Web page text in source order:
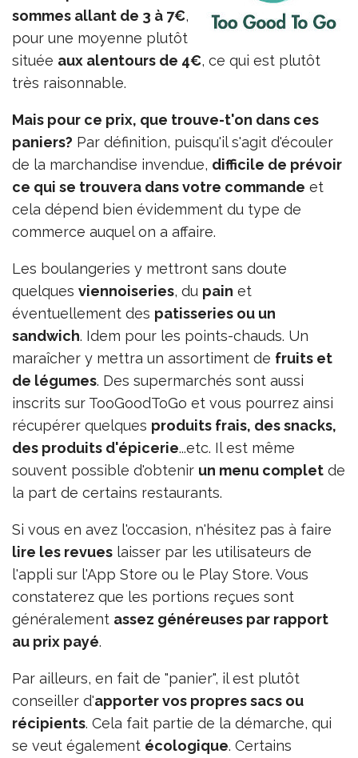
sommes allant de 3 à 7€,
pour une moyenne plutôt
située aux alentours de 4€, ce qui est plutôt
très raisonnable.
Mais pour ce prix, que trouve-t'on dans ces
paniers? Par définition, puisqu'il s'agit d'écouler
de la marchandise invendue, difficile de prévoir
ce qui se trouvera dans votre commande et
cela dépend bien évidemment du type de
commerce auquel on a affaire.
Les boulangeries y mettront sans doute
quelques viennoiseries, du pain et
éventuellement des patisseries ou un
sandwich. Idem pour les points-chauds. Un
maraîcher y mettra un assortiment de fruits et
de légumes. Des supermarchés sont aussi
inscrits sur TooGoodToGo et vous pourrez ainsi
récupérer quelques produits frais, des snacks,
des produits d'épicerie...etc. Il est même
souvent possible d'obtenir un menu complet de
la part de certains restaurants.
Si vous en avez l'occasion, n'hésitez pas à faire
lire les revues laisser par les utilisateurs de
l'appli sur l'App Store ou le Play Store. Vous
constaterez que les portions reçues sont
généralement assez généreuses par rapport
au prix payé.
Par ailleurs, en fait de "panier", il est plutôt
conseiller d'apporter vos propres sacs ou
récipients. Cela fait partie de la démarche, qui
se veut également écologique. Certains